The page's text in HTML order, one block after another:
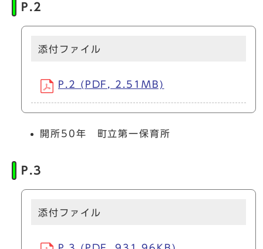
P.2
添付ファイル
P.2 (PDF, 2.51MB)
開所50年 町立第一保育所
P.3
添付ファイル